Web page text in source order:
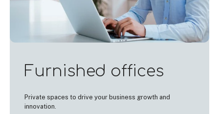
Furnished offices
Private spaces to drive your business growth and
innovation.